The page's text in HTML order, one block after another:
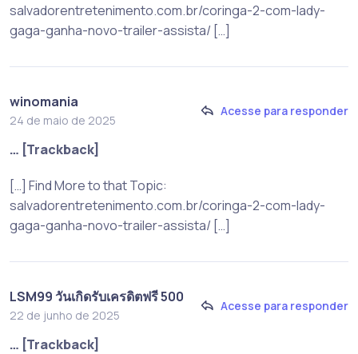
salvadorentretenimento.com.br/coringa-2-com-lady-
gaga-ganha-novo-trailer-assista/ […]
winomania
24 de maio de 2025
Acesse para responder
… [Trackback]
[…] Find More to that Topic:
salvadorentretenimento.com.br/coringa-2-com-lady-
gaga-ganha-novo-trailer-assista/ […]
LSM99 วันเกิดรับเครดิตฟรี 500
22 de junho de 2025
Acesse para responder
… [Trackback]